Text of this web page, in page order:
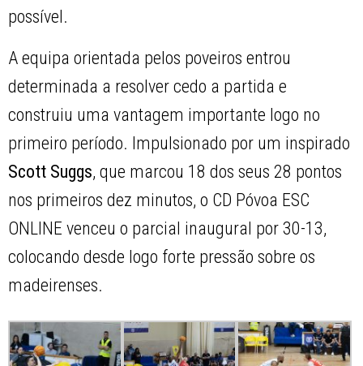
possível.
A equipa orientada pelos poveiros entrou
determinada a resolver cedo a partida e
construiu uma vantagem importante logo no
primeiro período. Impulsionado por um inspirado
Scott Suggs, que marcou 18 dos seus 28 pontos
nos primeiros dez minutos, o CD Póvoa ESC
ONLINE venceu o parcial inaugural por 30-13,
colocando desde logo forte pressão sobre os
madeirenses.